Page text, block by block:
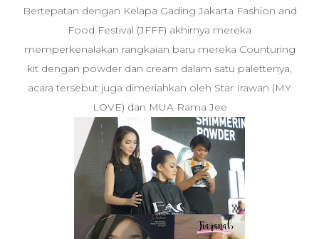
Bertepatan dengan Kelapa Gading Jakarta Fashion and
Food Festival (JFFF) akhirnya mereka
memperkenalakan rangkaian baru mereka Counturing
kit dengan powder dan cream dalam satu palettenya,
acara tersebut juga dimeriahkan oleh Star Irawan (MY
LOVE) dan MUA Rama Jee